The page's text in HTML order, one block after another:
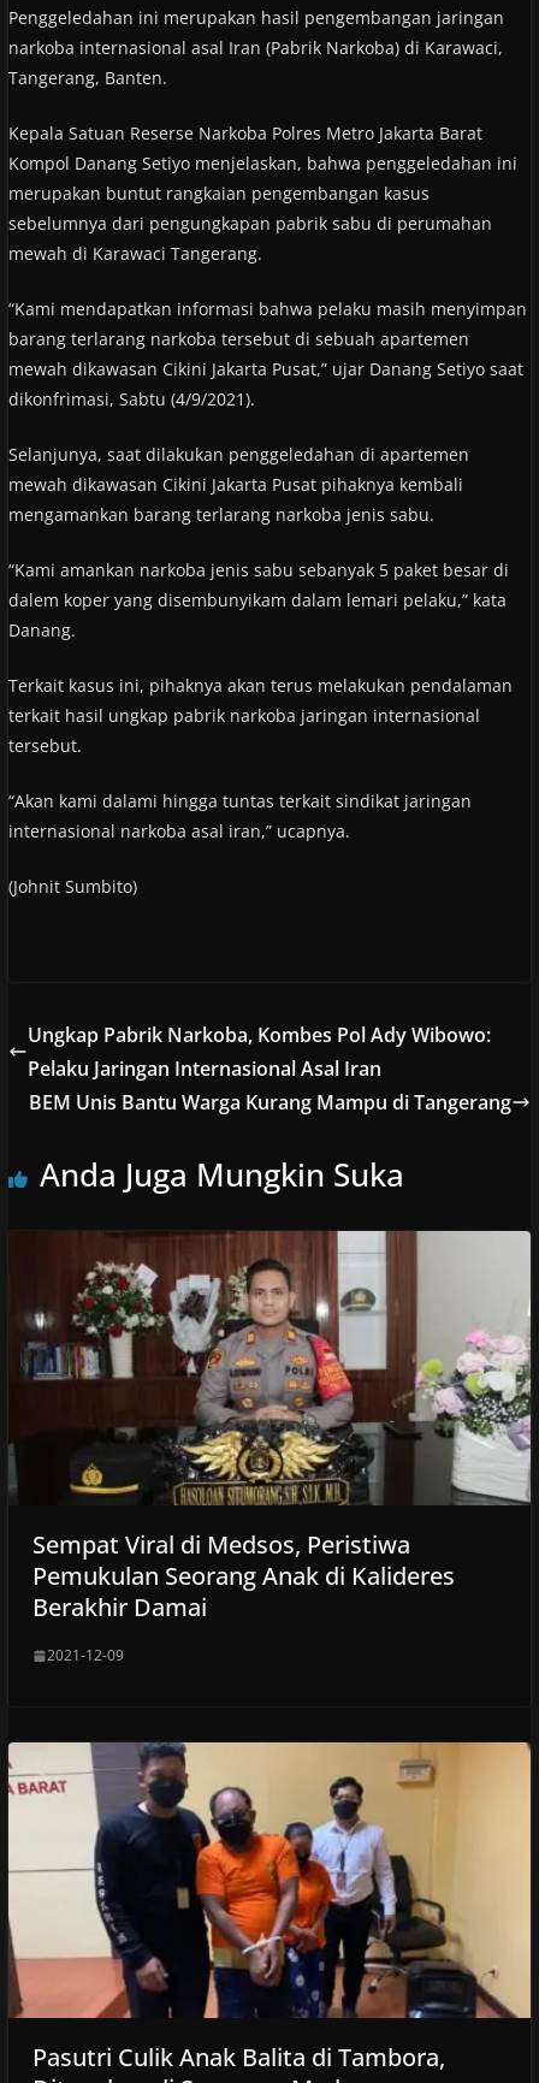
Penggeledahan ini merupakan hasil pengembangan jaringan
narkoba internasional asal Iran (Pabrik Narkoba) di Karawaci,
Tangerang, Banten.
Kepala Satuan Reserse Narkoba Polres Metro Jakarta Barat
Kompol Danang Setiyo menjelaskan, bahwa penggeledahan ini
merupakan buntut rangkaian pengembangan kasus
sebelumnya dari pengungkapan pabrik sabu di perumahan
mewah di Karawaci Tangerang.
“Kami mendapatkan informasi bahwa pelaku masih menyimpan
barang terlarang narkoba tersebut di sebuah apartemen
mewah dikawasan Cikini Jakarta Pusat,” ujar Danang Setiyo saat
dikonfrimasi, Sabtu (4/9/2021).
Selanjunya, saat dilakukan penggeledahan di apartemen
mewah dikawasan Cikini Jakarta Pusat pihaknya kembali
mengamankan barang terlarang narkoba jenis sabu.
“Kami amankan narkoba jenis sabu sebanyak 5 paket besar di
dalem koper yang disembunyikam dalam lemari pelaku,” kata
Danang.
Terkait kasus ini, pihaknya akan terus melakukan pendalaman
terkait hasil ungkap pabrik narkoba jaringan internasional
tersebut.
“Akan kami dalami hingga tuntas terkait sindikat jaringan
internasional narkoba asal iran,” ucapnya.
(Johnit Sumbito)
Ungkap Pabrik Narkoba, Kombes Pol Ady Wibowo:
Pelaku Jaringan Internasional Asal Iran
BEM Unis Bantu Warga Kurang Mampu di Tangerang
Anda Juga Mungkin Suka
Sempat Viral di Medsos, Peristiwa
Pemukulan Seorang Anak di Kalideres
Berakhir Damai
2021-12-09
Pasutri Culik Anak Balita di Tambora,